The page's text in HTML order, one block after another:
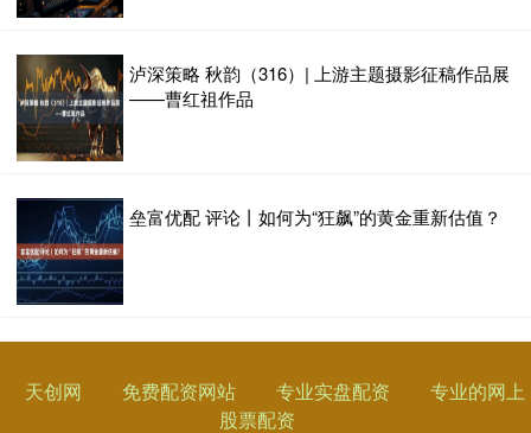
泸深策略 秋韵（316）| 上游主题摄影征稿作品展
——曹红祖作品
垒富优配 评论丨如何为“狂飙”的黄金重新估值？
天创网 免费配资网站 专业实盘配资
专业的网上
股票配资